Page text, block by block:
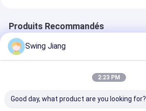
Produits Recommandés
Swing Jiang
2:23 PM
Good day, what product are you looking for?